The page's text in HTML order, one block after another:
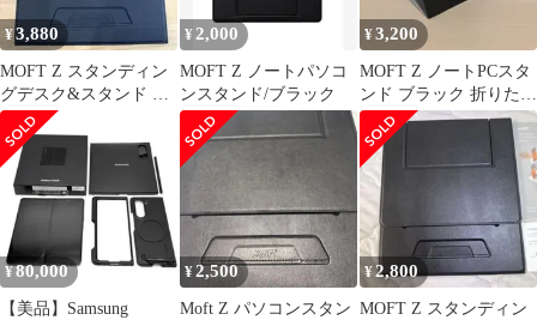
¥3,880
MOFT Z スタンディン
グデスク&スタンド 折
り畳み パソコン タブレ
ット
¥2,000
MOFT Z ノートパソコ
ンスタンド/ブラック
¥3,200
MOFT Z ノートPCスタ
ンド ブラック 折りたた
み式 スタンディング対
応
¥80,000
【美品】Samsung
¥2,500
Moft Z パソコンスタン
¥2,800
MOFT Z スタンディン